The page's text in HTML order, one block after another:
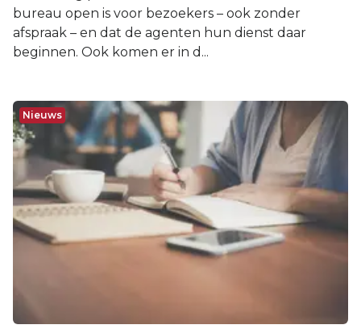
bureau open is voor bezoekers – ook zonder
afspraak – en dat de agenten hun dienst daar
beginnen. Ook komen er in d...
Nieuws